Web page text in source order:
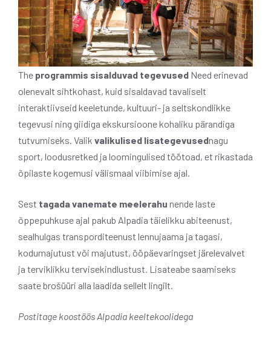
The programmis sisalduvad tegevused Need erinevad
olenevalt sihtkohast, kuid sisaldavad tavaliselt
interaktiivseid keeletunde, kultuuri- ja seltskondlikke
tegevusi ning giidiga ekskursioone kohaliku pärandiga
tutvumiseks. Valik valikulised lisategevusednagu
sport, loodusretked ja loomingulised töötoad, et rikastada
õpilaste kogemusi välismaal viibimise ajal.
Sest tagada vanemate meelerahu nende laste
õppepuhkuse ajal pakub Alpadia täielikku abiteenust,
sealhulgas transporditeenust lennujaama ja tagasi,
kodumajutust või majutust, ööpäevaringset järelevalvet
ja terviklikku tervisekindlustust. Lisateabe saamiseks
saate brošüüri alla laadida sellelt lingilt.
Postitage koostöös Alpadia keeltekoolidega